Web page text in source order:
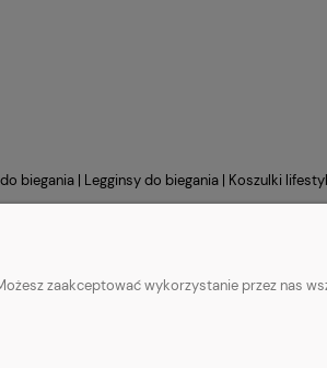
biegania | Legginsy do biegania | Koszulki
zaakceptować wykorzystanie przez nas